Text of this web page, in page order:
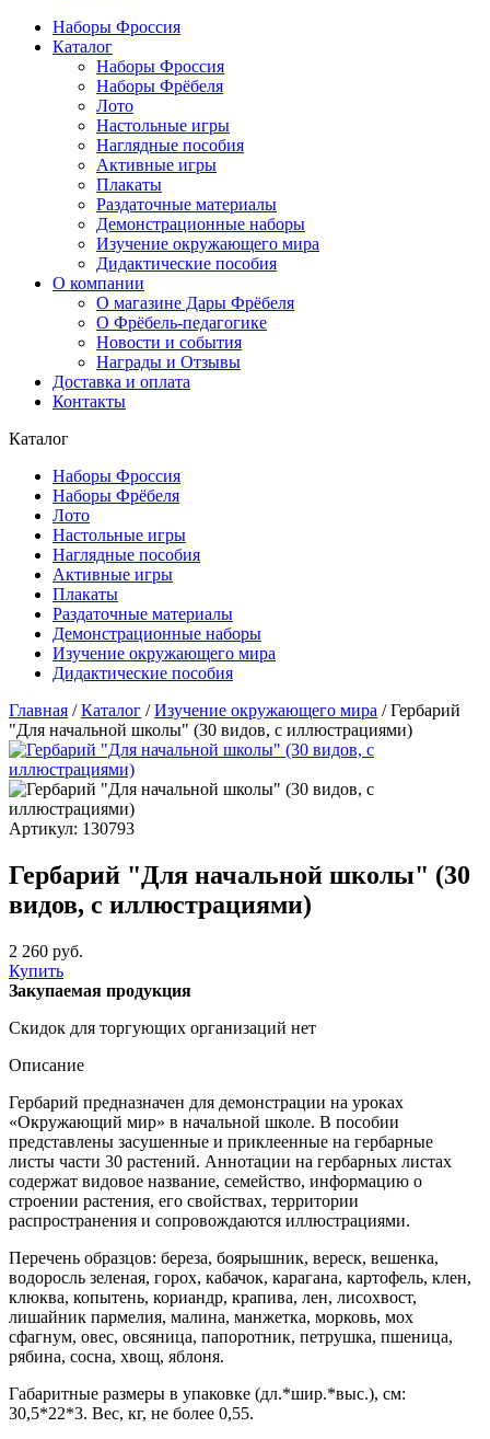
Наборы Фроссия
Каталог
Наборы Фроссия
Наборы Фрёбеля
Лото
Настольные игры
Наглядные пособия
Активные игры
Плакаты
Раздаточные материалы
Демонстрационные наборы
Изучение окружающего мира
Дидактические пособия
О компании
О магазине Дары Фрёбеля
О Фрёбель-педагогике
Новости и события
Награды и Отзывы
Доставка и оплата
Контакты
Каталог
Наборы Фроссия
Наборы Фрёбеля
Лото
Настольные игры
Наглядные пособия
Активные игры
Плакаты
Раздаточные материалы
Демонстрационные наборы
Изучение окружающего мира
Дидактические пособия
Главная /Каталог /Изучение окружающего мира /Гербарий
"Для начальной школы" (30 видов, с иллюстрациями)
Артикул: 130793
Гербарий "Для начальной школы" (30
видов, с иллюстрациями)
2 260 руб.
Купить
Закупаемая продукция
Скидок для торгующих организаций нет
Описание
Гербарий предназначен для демонстрации на уроках
«Окружающий мир» в начальной школе. В пособии
представлены засушенные и приклеенные на гербарные
листы части 30 растений. Аннотации на гербарных листах
содержат видовое название, семейство, информацию о
строении растения, его свойствах, территории
распространения и сопровождаются иллюстрациями.
Перечень образцов: береза, боярышник, вереск, вешенка,
водоросль зеленая, горох, кабачок, карагана, картофель, клен,
клюква, копытень, кориандр, крапива, лен, лисохвост,
лишайник пармелия, малина, манжетка, морковь, мох
сфагнум, овес, овсяница, папоротник, петрушка, пшеница,
рябина, сосна, хвощ, яблоня.
Габаритные размеры в упаковке (дл.*шир.*выс.), см:
30,5*22*3. Вес, кг, не более 0,55.